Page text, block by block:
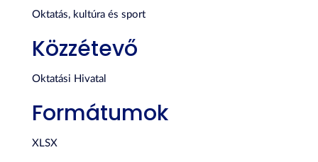
Oktatás, kultúra és sport
Közzétevő
Oktatási Hivatal
Formátumok
XLSX